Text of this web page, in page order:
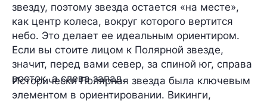
звезду, поэтому звезда остается «на месте»,
как центр колеса, вокруг которого вертится
небо. Это делает ее идеальным ориентиром.
Если вы стоите лицом к Полярной звезде,
значит, перед вами север, за спиной юг, справа
восток, а слева запад.
Исторически Полярная звезда была ключевым
элементом в ориентировании. Викинги,